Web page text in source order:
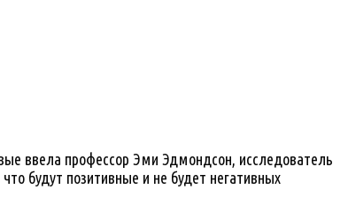
ввела профессор Эми Эдмондсон, исследователь
будут позитивные и не будет негативных